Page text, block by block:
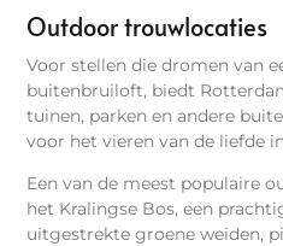
Outdoor trouwlocaties
Voor stellen die dromen van
buitenbruiloft, biedt
tuinen, parken en andere
voor het vieren van de liefde
Een van de meest populaire
het Kralingse Bos, een
uitgestrekte groene weiden,